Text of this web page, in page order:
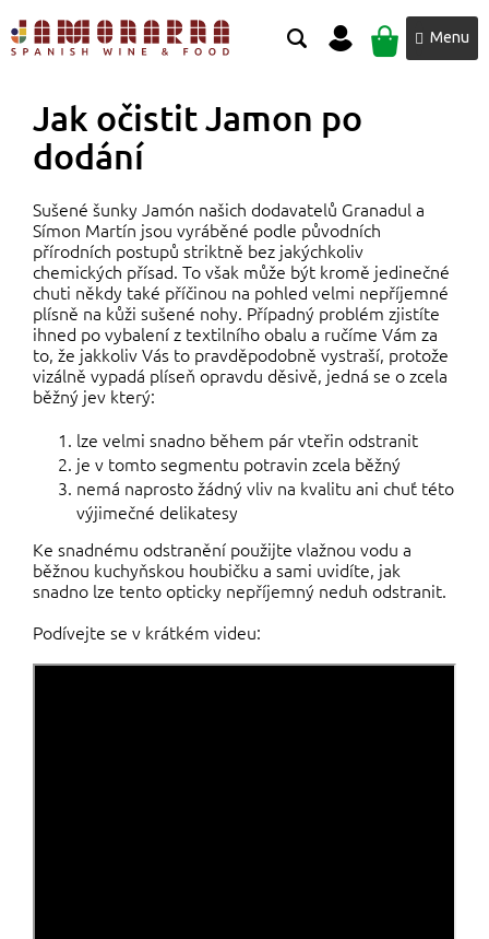
na
obsah
NÁKUPNÍ
KOŠÍK
Jak očistit Jamon po
dodání
Sušené šunky Jamón našich dodavatelů Granadul a
Símon Martín jsou vyráběné podle původních
přírodních postupů striktně bez jakýchkoliv
chemických přísad. To však může být kromě jedinečné
chuti někdy také příčinou na pohled velmi nepříjemné
plísně na kůži sušené nohy. Případný problém zjistíte
ihned po vybalení z textilního obalu a ručíme Vám za
to, že jakkoliv Vás to pravděpodobně vystraší, protože
vizálně vypadá plíseň opravdu děsivě, jedná se o zcela
běžný jev který:
lze velmi snadno během pár vteřin odstranit
je v tomto segmentu potravin zcela běžný
nemá naprosto žádný vliv na kvalitu ani chuť této
výjimečné delikatesy
Ke snadnému odstranění použijte vlažnou vodu a
běžnou kuchyňskou houbičku a sami uvidíte, jak
snadno lze tento opticky nepříjemný neduh odstranit.
Podívejte se v krátkém videu: